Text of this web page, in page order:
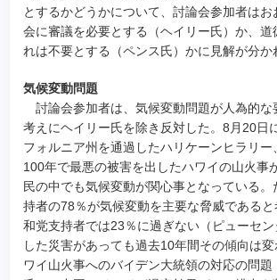
とするかどうかについて、討論会参加者はお
会に審議を必要とする（ヘイリー氏）か、道
れは不要とする（ペンス氏）かに見解が分か
気候変動問題
討論会参加者は、気候変動問題が人為的な
考えにヘイリー氏を除き反対した。8月20日
フォルニア州を通過したハリケーンヒラリー
100年で最悪の被害を出したハワイの山火事
民の中でも気候変動が関心事となっている。
持者の78％が気候変動を主要な脅威である
和党支持者では23％に過ぎない（ピューセン
した災害があっても過去10年間その傾向は
ワイ山火事へのバイデン大統領の対応の問題